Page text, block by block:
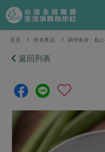
產品分類
當季蔬果
芽苗類
辛香料類
奶蛋豆・五穀
食譜料理
食材
麵食
特別企畫
預購活動
把最好的台灣味帶回家！
防災用品預購圓滿結束
綠主張
觀點文章
關於合作社
首頁 所有產品 調理食材・點心
返回列表